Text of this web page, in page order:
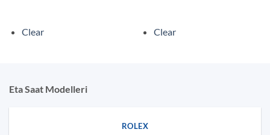
Clear Clear
Eta Saat Modelleri
ROLEX